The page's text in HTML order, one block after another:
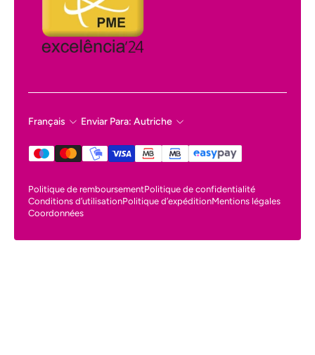
Français Enviar Para: Autriche
Politique de remboursementPolitique de confidentialité
Conditions d’utilisationPolitique d’expéditionMentions légales
Coordonnées